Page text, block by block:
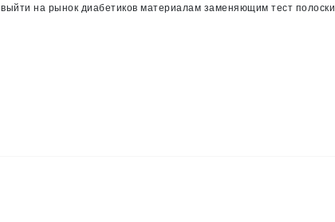
на рынок диабетиков материалам заменяющим тест полоски